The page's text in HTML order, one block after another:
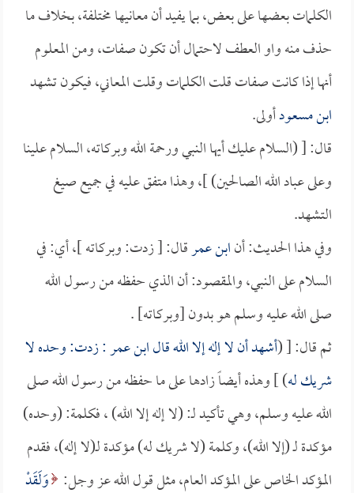
الكلمات بعضها على بعض، بما يفيد أن معانيها مختلفة، بخلاف ما
حذف منه واو العطف لاحتمال أن تكون صفات، ومن المعلوم
أنها إذا كانت صفات قلت الكلمات وقلت المعاني، فيكون تشهد
ابن مسعودأولى.
قال: [ (السلام عليك أيها النبي ورحمة الله وبركاته، السلام علينا
وعلى عباد الله الصالحين) ]، وهذا متفق عليه في جميع صيغ
التشهد.
وفي هذا الحديث: أنابن عمرقال: [ زدت: وبركاته ]، أي: في
السلام على النبي، والمقصود: أن الذي حفظه من رسول الله
صلى الله عليه وسلم هو بدون [وبركاته] .
ثم قال: [ (أشهد أن لا إله إلا الله قالابن عمر: زدت: وحده لا
شريك له) ] وهذه أيضاً زادها على ما حفظه من رسول الله صلى
الله عليه وسلم، وهي تأكيد لـ: (لا إله إلا الله) ، فكلمة: (وحده)
مؤكدة لـ (إلا الله)، وكلمة (لا شريك له) مؤكدة لـ(لا إله)، فقدم
المؤكد الخاص على المؤكد العام، مثل قول الله عز وجل: وَلَقَدْ